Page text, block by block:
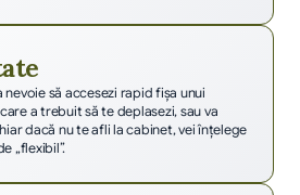
nevoie să accesezi rapid fişa unui
a trebuit să te deplasezi, sau va
dacă nu te afli la cabinet, vei înţelege
„flexibil”.